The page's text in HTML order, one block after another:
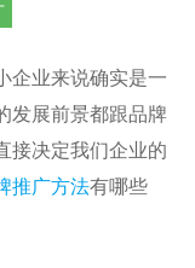
企业来说确实是一
发展前景都跟品牌
接决定我们企业的
推广方法有哪些